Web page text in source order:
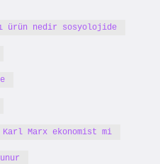
ürün nedir sosyolojide
Karl Marx ekonomist mi